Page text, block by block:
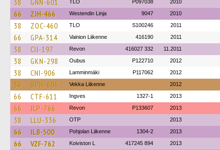
38 GNN-601 TLO P097038 2010
66 ZJH-466 Westendin Linja 9047 2010
38 ZOC-460 TLO S100246 2011
66 GPA-314 Vainion Liikenne 416190 2011
38 CIJ-197 Revon 416027 332 11.2011
38 GKN-298 Oubus P122710 2012
38 CNI-906 Lamminmäki P117062 2012
38 BPH-606 Vekka Liikenne 2012
66 CTF-611 Ingves 1327-1 2013
66 JLP-766 Revon P133607 2013
38 LLU-336 OTP 2013
66 ILB-500 Pohjolan Liikenne 1304-2 2013
66 VZF-762 Koiviston L 417245 894 2013